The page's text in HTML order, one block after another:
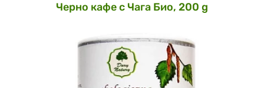
Черно кафе с Чага Био, 200 g